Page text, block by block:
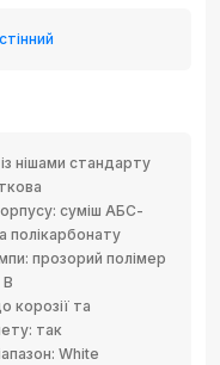
нішами стандарту
суміш АБС-
полікарбонату
прозорий полімер
В
корозії та
так
White